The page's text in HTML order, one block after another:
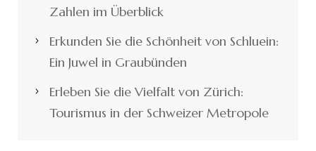
Zahlen im Überblick
Erkunden Sie die Schönheit von Schluein:
Ein Juwel in Graubünden
Erleben Sie die Vielfalt von Zürich:
Tourismus in der Schweizer Metropole